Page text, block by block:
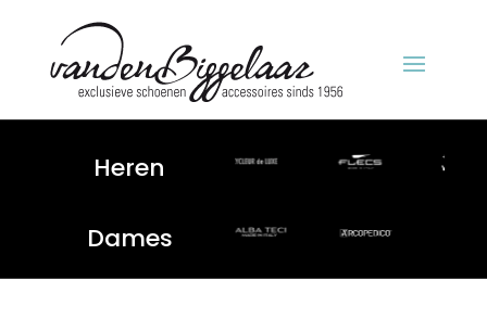
Heren
Dames